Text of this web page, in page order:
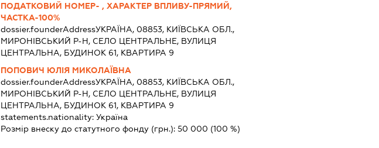
ПОДАТКОВИЙ НОМЕР- , ХАРАКТЕР ВПЛИВУ-ПРЯМИЙ,
ЧАСТКА-100%
dossier.founderAddressУКРАЇНА, 08853, КИЇВСЬКА ОБЛ.,
МИРОНІВСЬКИЙ Р-Н, СЕЛО ЦЕНТРАЛЬНЕ, ВУЛИЦЯ
ЦЕНТРАЛЬНА, БУДИНОК 61, КВАРТИРА 9
ПОПОВИЧ ЮЛІЯ МИКОЛАЇВНА
dossier.founderAddressУКРАЇНА, 08853, КИЇВСЬКА ОБЛ.,
МИРОНІВСЬКИЙ Р-Н, СЕЛО ЦЕНТРАЛЬНЕ, ВУЛИЦЯ
ЦЕНТРАЛЬНА, БУДИНОК 61, КВАРТИРА 9
statements.nationality:Україна
Розмір внеску до статутного фонду (грн.):50 000 (100 %)